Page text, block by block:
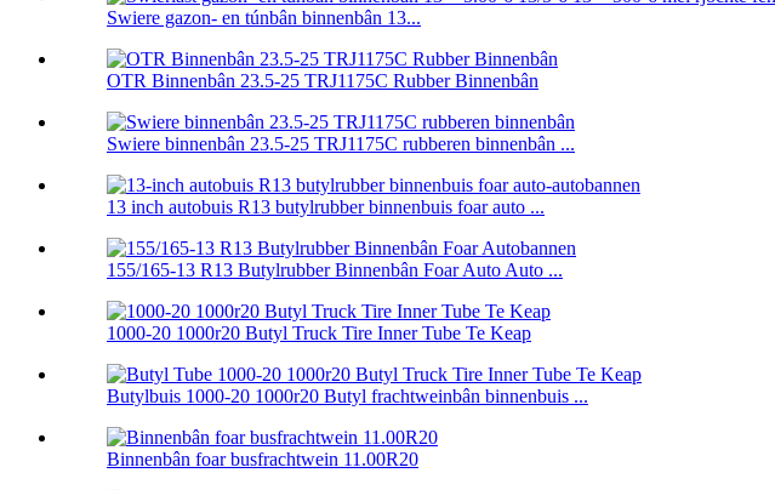
Swiere gazon- en túnbân binnenbân 13...
OTR Binnenbân 23.5-25 TRJ1175C Rubber Binnenbân
Swiere binnenbân 23.5-25 TRJ1175C rubberen binnenbân ...
13 inch autobuis R13 butylrubber binnenbuis foar auto ...
155/165-13 R13 Butylrubber Binnenbân Foar Auto Auto ...
1000-20 1000r20 Butyl Truck Tire Inner Tube Te Keap
Butylbuis 1000-20 1000r20 Butyl frachtweinbân binnenbuis ...
Binnenbân foar busfrachtwein 11.00R20